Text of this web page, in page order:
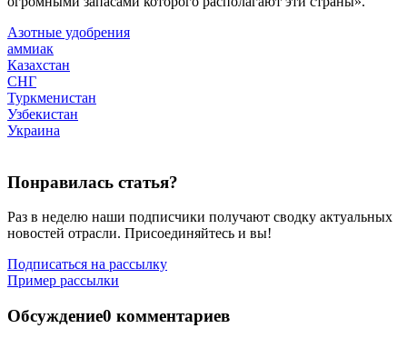
Азотные удобрения
аммиак
Казахстан
СНГ
Туркменистан
Узбекистан
Украина
Понравилась статья?
Раз в неделю наши подписчики получают сводку актуальных
новостей отрасли. Присоединяйтесь и вы!
Подписаться на рассылку
Пример рассылки
Обсуждение0 комментариев